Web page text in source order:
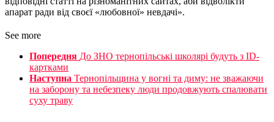
апарат ради від своєї «любовної» невдачі».
See more
Попередня До ЗНО тернопільські школярі будуть з ID-
картками
Наступна Тернопільщина у вогні та диму: не зважаючи
на заборону та небезпеку люди продовжують спалювати
суху траву